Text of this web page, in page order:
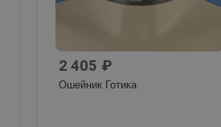
2 405 ₽
Ошейник Готика